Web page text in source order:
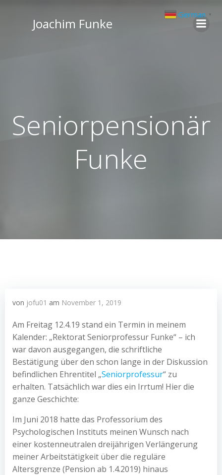
springen
Joachim Funke
Seniorpensionär
Funke
von jofu01 am November 1, 2019
Am Freitag 12.4.19 stand ein Termin in meinem
Kalender: „Rektorat Seniorprofessur Funke“ – ich
war davon ausgegangen, die schriftliche
Bestätigung über den schon lange in der Diskussion
befindlichen Ehrentitel „Seniorprofessur“ zu
erhalten. Tatsächlich war dies ein Irrtum! Hier die
ganze Geschichte:
Im Juni 2018 hatte das Professorium des
Psychologischen Instituts meinen Wunsch nach
einer kostenneutralen dreijährigen Verlängerung
meiner Arbeitstätigkeit über die reguläre
Altersgrenze (Pension ab 1.4.2019) hinaus
German ▼